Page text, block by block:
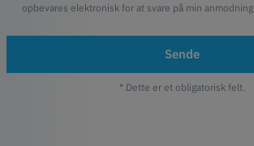
opbevares elektronisk for at svare på min anmodning.
Sende
* Dette er et obligatorisk felt.